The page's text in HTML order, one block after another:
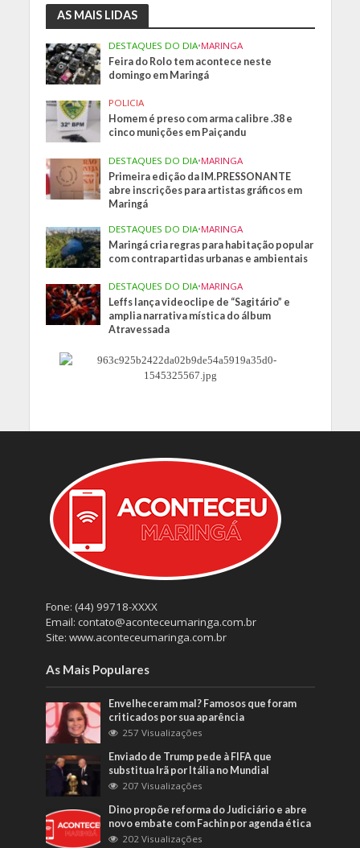
AS MAIS LIDAS
DESTAQUES DO DIA•MARINGA
Feira do Rolo tem acontece neste
domingo em Maringá
POLICIA
Homem é preso com arma calibre .38 e
cinco munições em Paiçandu
DESTAQUES DO DIA•MARINGA
Primeira edição da IM.PRESSONANTE
abre inscrições para artistas gráficos em
Maringá
DESTAQUES DO DIA•MARINGA
Maringá cria regras para habitação popular
com contrapartidas urbanas e ambientais
DESTAQUES DO DIA•MARINGA
Leffs lança videoclipe de “Sagitário” e
amplia narrativa mística do álbum
Atravessada
Fone: (44) 99718-XXXX
Email: contato@aconteceumaringa.com.br
Site: www.aconteceumaringa.com.br
As Mais Populares
Envelheceram mal? Famosos que foram
criticados por sua aparência
257 Visualizações
Enviado de Trump pede à FIFA que
substitua Irã por Itália no Mundial
207 Visualizações
Dino propõe reforma do Judiciário e abre
novo embate com Fachin por agenda ética
202 Visualizações